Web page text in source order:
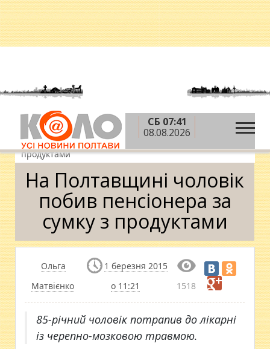
СБ 07:41
08.08.2026
Головна » Новини » Кримінал »
Полтавщині чоловік побив пенсіонера за сумку з
продуктами
На Полтавщині чоловік
побив пенсіонера за
сумку з продуктами
Ольга
Матвієнко
1 березня 2015
о 11:21
1518
85-річний чоловік потрапив до лікарні
із черепно-мозковою травмою.